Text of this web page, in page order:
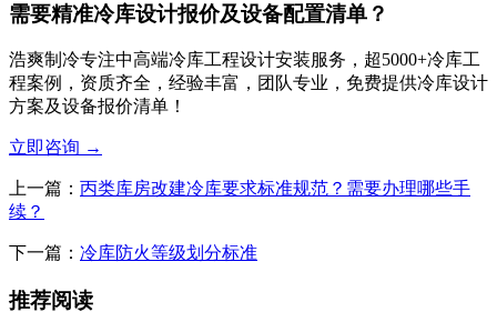
需要精准冷库设计报价及设备配置清单？
浩爽制冷专注中高端冷库工程设计安装服务，超5000+冷库工
程案例，资质齐全，经验丰富，团队专业，免费提供冷库设计
方案及设备报价清单！
立即咨询 →
上一篇： 丙类库房改建冷库要求标准规范？需要办理哪些手
续？
下一篇： 冷库防火等级划分标准
推荐阅读